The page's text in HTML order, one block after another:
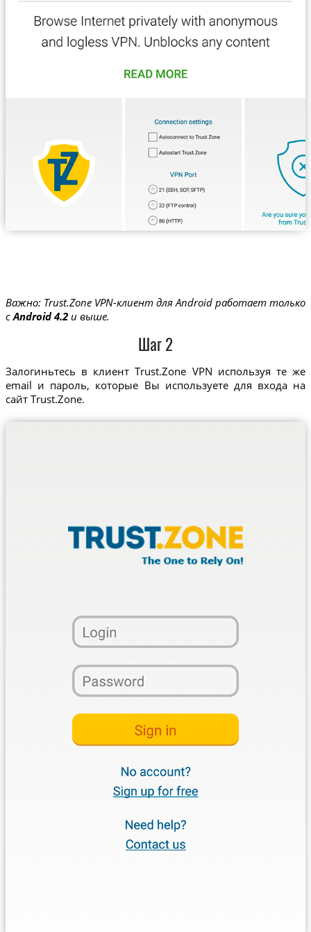
Важно: Trust.Zone VPN-клиент для Android работает только
сAndroid 4.2и выше.
Шаг 2
Залогиньтесь в клиент Trust.Zone VPN используя те же
email и пароль, которые Вы используете для входа на
сайт Trust.Zone.